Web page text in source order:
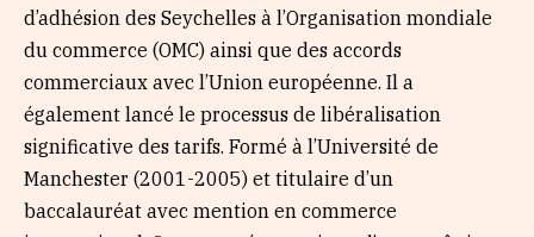
d’adhésion des Seychelles à l’Organisation mondiale
du commerce (OMC) ainsi que des accords
commerciaux avec l’Union européenne. Il a
également lancé le processus de libéralisation
significative des tarifs. Formé à l’Université de
Manchester (2001-2005) et titulaire d’un
baccalauréat avec mention en commerce